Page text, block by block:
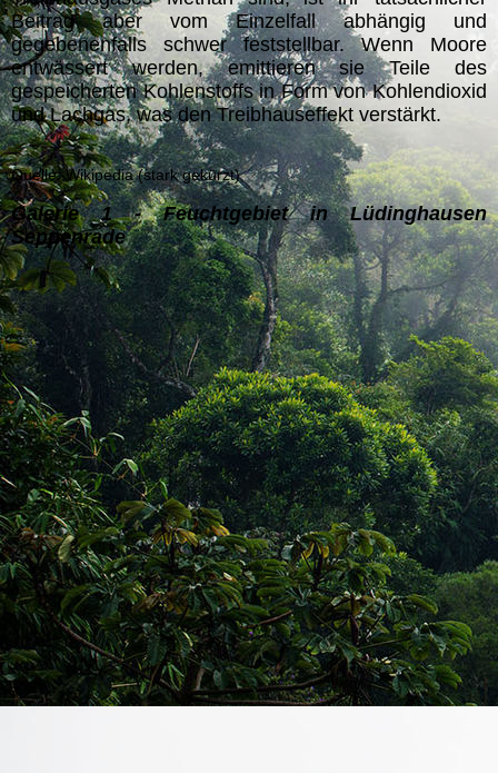
Beitrag aber vom Einzelfall abhängig und
gegebenenfalls schwer feststellbar. Wenn Moore
entwässert werden, emittieren sie Teile des
gespeicherten Kohlenstoffs in Form von Kohlendioxid
und Lachgas, was den Treibhauseffekt verstärkt.
Quelle: Wikipedia (stark gekürzt)
Galerie 1 - Feuchtgebiet in Lüdinghausen
Seppenrade